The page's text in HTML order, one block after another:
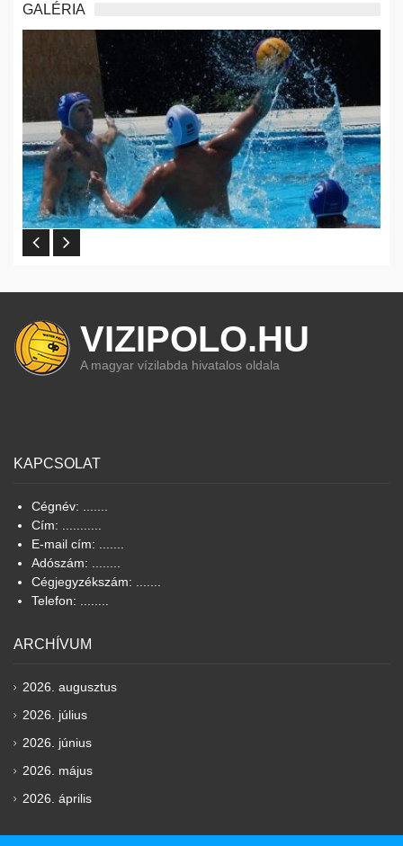
GALÉRIA
VIZIPOLO.HU
A magyar vízilabda hivatalos oldala
KAPCSOLAT
Cégnév: .......
Cím: ...........
E-mail cím: .......
Adószám: ........
Cégjegyzékszám: .......
Telefon: ........
ARCHÍVUM
2026. augusztus
2026. július
2026. június
2026. május
2026. április